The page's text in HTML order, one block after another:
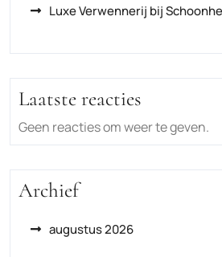
Luxe Verwennerij bij
Laatste reacties
Geen reacties om weer te geven.
Archief
augustus 2026